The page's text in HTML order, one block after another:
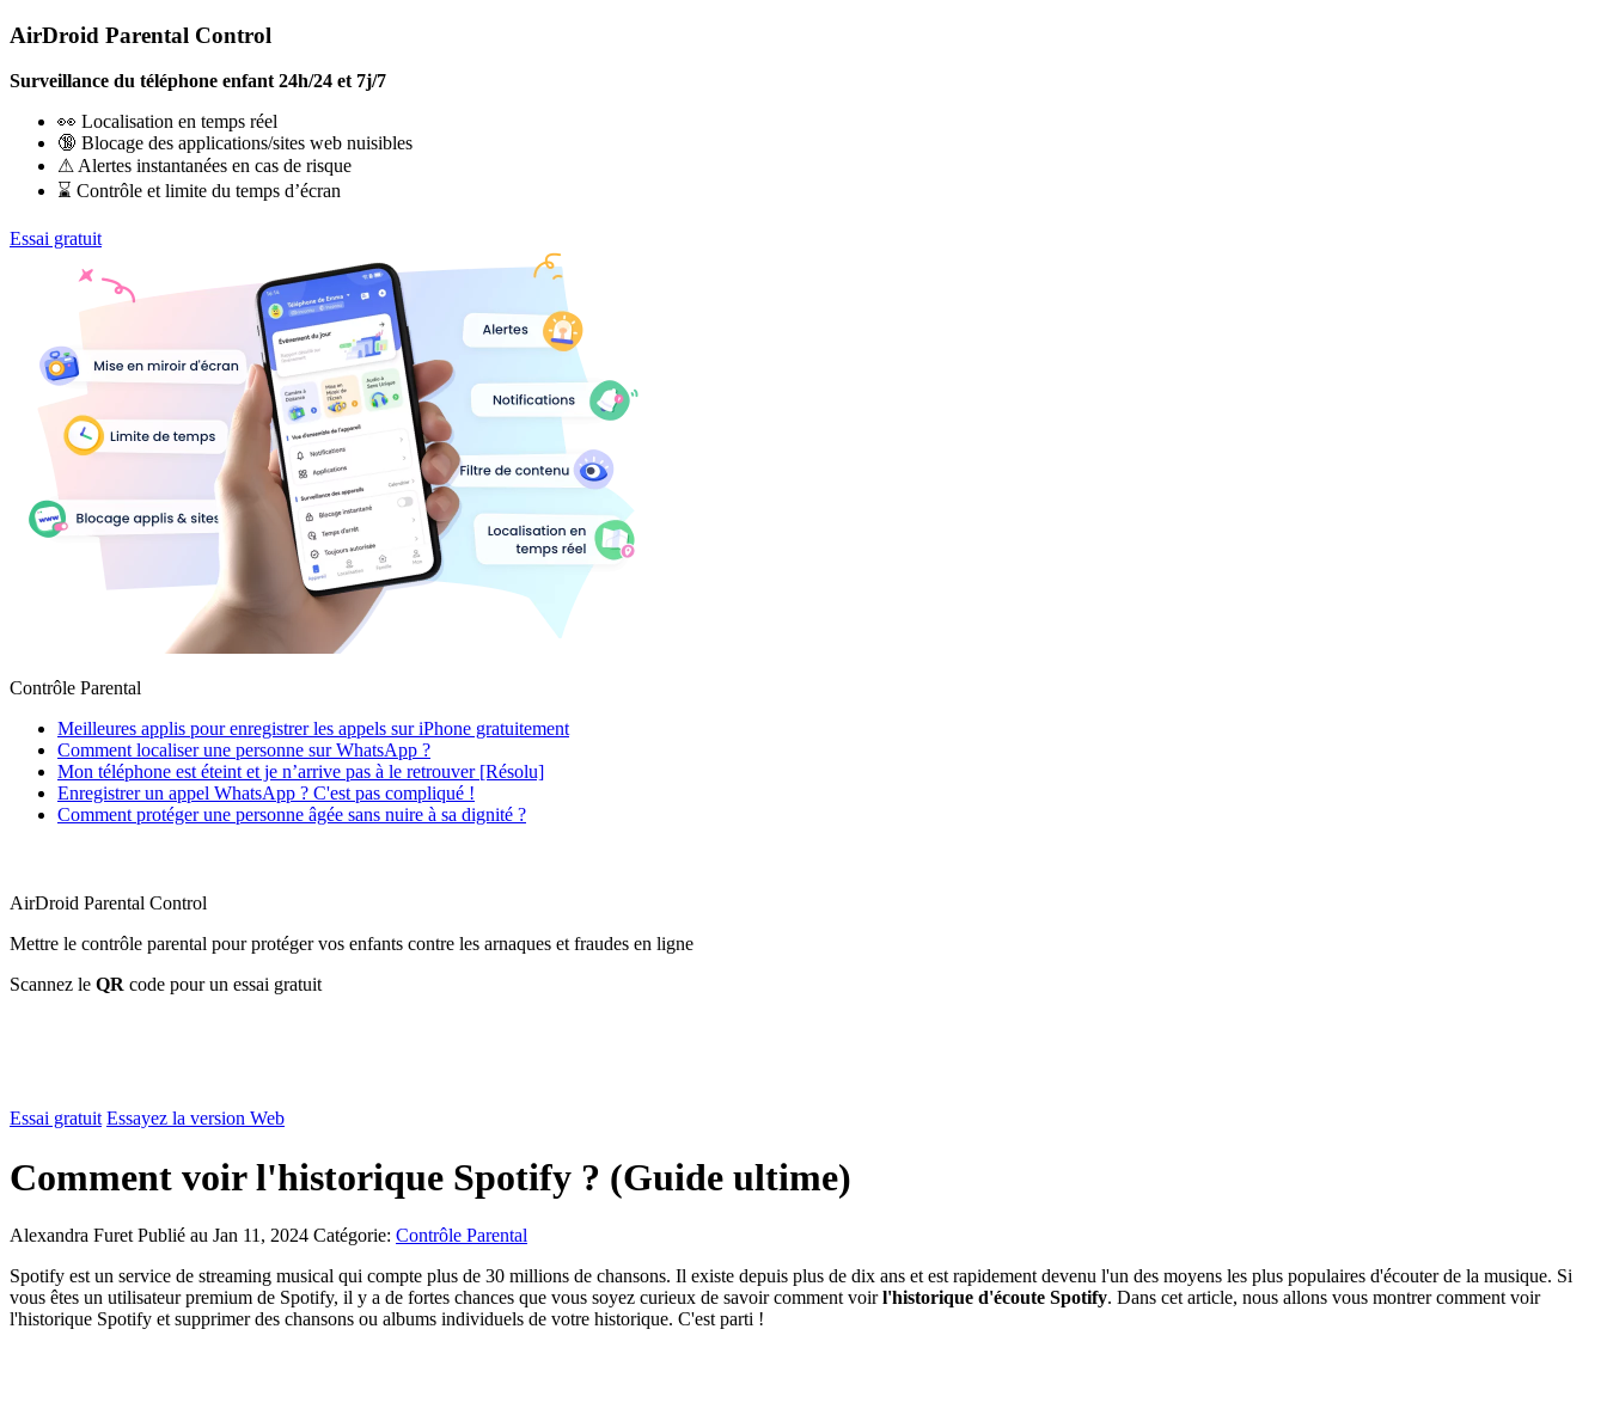
AirDroid Parental Control
Surveillance du téléphone enfant 24h/24 et 7j/7
👀 Localisation en temps réel
🔞 Blocage des applications/sites web nuisibles
⚠ Alertes instantanées en cas de risque
⌛ Contrôle et limite du temps d’écran
Essai gratuit
Contrôle Parental
Meilleures applis pour enregistrer les appels sur iPhone gratuitement
Comment localiser une personne sur WhatsApp ?
Mon téléphone est éteint et je n’arrive pas à le retrouver [Résolu]
Enregistrer un appel WhatsApp ? C'est pas compliqué !
Comment protéger une personne âgée sans nuire à sa dignité ?
AirDroid Parental Control
Mettre le contrôle parental pour protéger vos enfants contre les arnaques et fraudes en ligne
Scannez le QR code pour un essai gratuit
Essai gratuit Essayez la version Web
Comment voir l'historique Spotify ? (Guide ultime)
Alexandra Furet Publié au Jan 11, 2024 Catégorie: Contrôle Parental
Spotify est un service de streaming musical qui compte plus de 30 millions de chansons. Il existe depuis plus de dix ans et est rapidement devenu l'un des moyens les plus populaires d'écouter de la musique. Si
vous êtes un utilisateur premium de Spotify, il y a de fortes chances que vous soyez curieux de savoir comment voirl'historique d'écoute Spotify. Dans cet article, nous allons vous montrer comment voir
l'historique Spotify et supprimer des chansons ou albums individuels de votre historique. C'est parti !